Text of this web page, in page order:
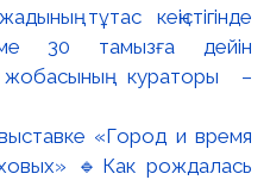
тұтас кеңістігінде
30 тамызға дейін
кураторы –